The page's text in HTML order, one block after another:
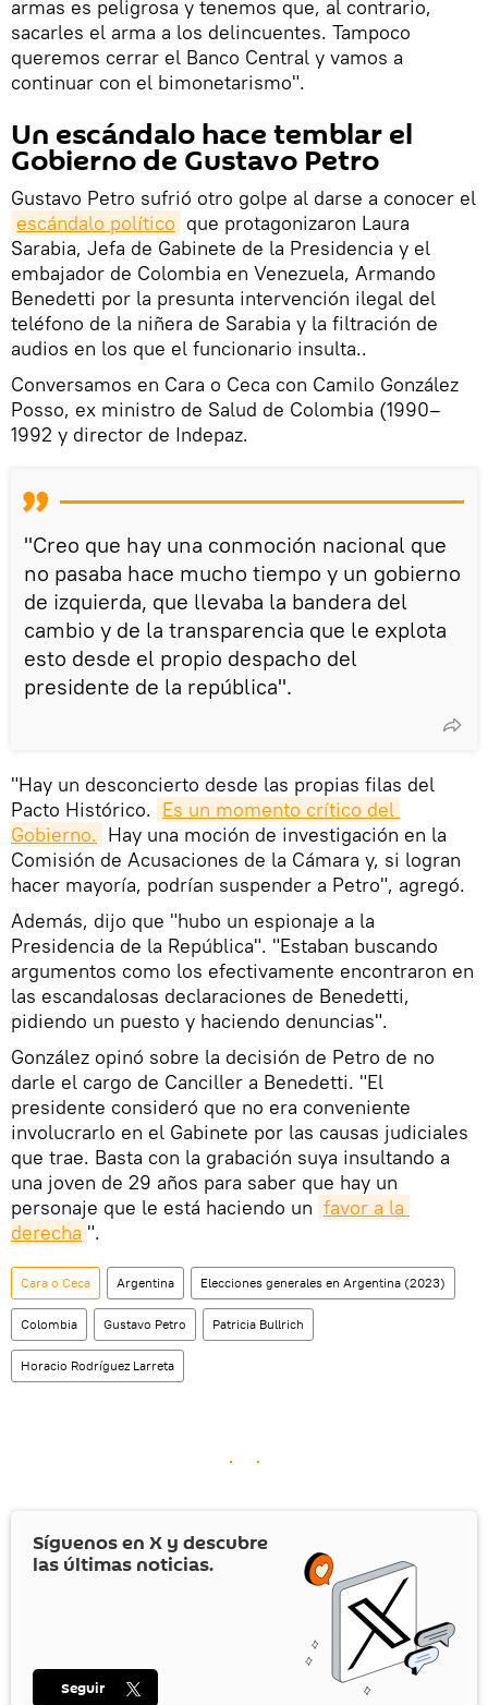
armas es peligrosa y tenemos que, al contrario,
sacarles el arma a los delincuentes. Tampoco
queremos cerrar el Banco Central y vamos a
continuar con el bimonetarismo".
Un escándalo hace temblar el
Gobierno de Gustavo Petro
Gustavo Petro sufrió otro golpe al darse a conocer el
escándalo político que protagonizaron Laura
Sarabia, Jefa de Gabinete de la Presidencia y el
embajador de Colombia en Venezuela, Armando
Benedetti por la presunta intervención ilegal del
teléfono de la niñera de Sarabia y la filtración de
audios en los que el funcionario insulta..
Conversamos en Cara o Ceca con Camilo González
Posso, ex ministro de Salud de Colombia (1990–
1992 y director de Indepaz.
"Creo que hay una conmoción nacional que
no pasaba hace mucho tiempo y un gobierno
de izquierda, que llevaba la bandera del
cambio y de la transparencia que le explota
esto desde el propio despacho del
presidente de la república".
"Hay un desconcierto desde las propias filas del
Pacto Histórico. Es un momento crítico del
Gobierno. Hay una moción de investigación en la
Comisión de Acusaciones de la Cámara y, si logran
hacer mayoría, podrían suspender a Petro", agregó.
Además, dijo que "hubo un espionaje a la
Presidencia de la República". "Estaban buscando
argumentos como los efectivamente encontraron en
las escandalosas declaraciones de Benedetti,
pidiendo un puesto y haciendo denuncias".
González opinó sobre la decisión de Petro de no
darle el cargo de Canciller a Benedetti. "El
presidente consideró que no era conveniente
involucrarlo en el Gabinete por las causas judiciales
que trae. Basta con la grabación suya insultando a
una joven de 29 años para saber que hay un
personaje que le está haciendo un favor a la
derecha ".
Cara o Ceca Argentina Elecciones generales en Argentina (2023)
Colombia Gustavo Petro Patricia Bullrich
Horacio Rodríguez Larreta
Síguenos en X y descubre
las últimas noticias.
Seguir